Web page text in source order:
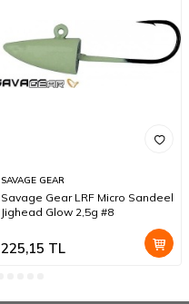
SAVAGE GEAR
Savage Gear LRF Micro Sandeel
Jighead Glow 2,5g #8
225,15 TL